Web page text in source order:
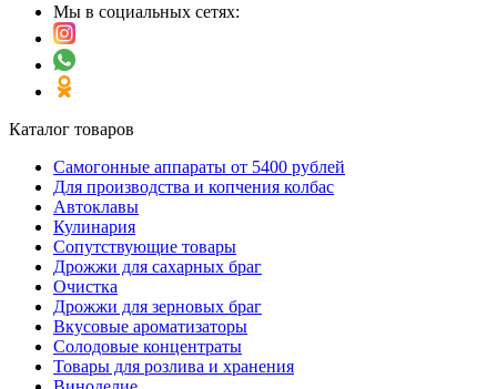
Мы в социальных сетях:
Каталог товаров
Самогонные аппараты от 5400 рублей
Для производства и копчения колбас
Автоклавы
Кулинария
Сопутствующие товары
Дрожжи для сахарных браг
Очистка
Дрожжи для зерновых браг
Вкусовые ароматизаторы
Солодовые концентраты
Товары для розлива и хранения